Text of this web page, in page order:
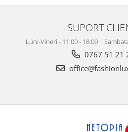
SUPORT
Luni-Vineri - 11:00 - 18:00 |
0767 51 21